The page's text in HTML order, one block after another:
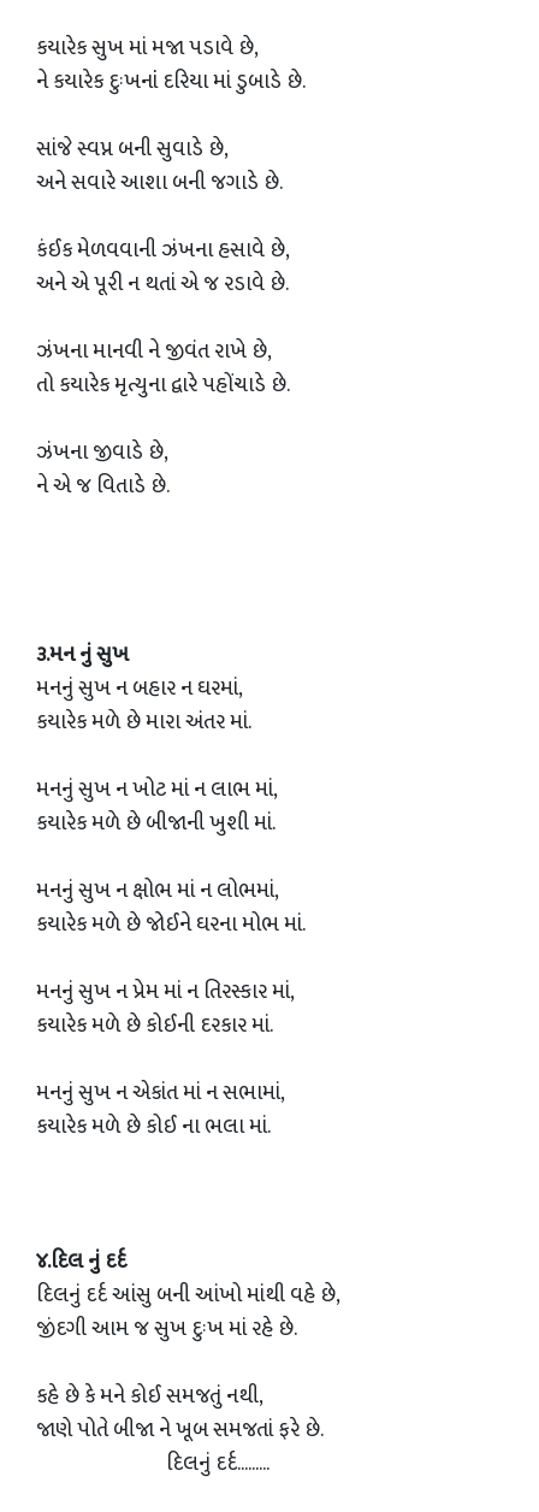
કયારેક સુખ માં મજા પડાવે છે,
ને કયારેક દુઃખનાંં દરિયા માં ડુબાડે છે.
સાંજે સ્વપ્ન બની સુવાડે છે,
અને સવારે આશા બની જગાડે છે.
કંઈક મેળવવાની ઝંખના હસાવે છે,
અને એ પૂરી ન થતાં એ જ રડાવે છે.
ઝંખના માનવી ને જીવંત રાખે છે,
તો કયારેક મૃત્યુના દ્વારે પહોંચાડે છે.
ઝંખના જીવાડે છે,
ને એ જ વિતાડે છે.
૩.મન નું સુખ
મનનું સુખ ન બહાર ન ઘરમાં,
કયારેક મળે છે મારા અંતર માં.
મનનું સુખ ન ખોટ માં ન લાભ માં,
કયારેક મળે છે બીજાની ખુશી માં.
મનનું સુખ ન ક્ષોભ માં ન લોભમાં,
કયારેક મળે છે જોઈને ઘરના મોભ માં.
મનનું સુખ ન પ્રેમ માં ન તિરસ્કાર માં,
કયારેક મળે છે કોઈની દરકાર માં.
મનનું સુખ ન એકાંત માં ન સભામાં,
કયારેક મળે છે કોઈ ના ભલા માં.
૪.દિલ નું દર્દ
દિલનું દર્દ આંસુ બની આંખો માંથી વહે છે,
જીંદગી આમ જ સુખ દુઃખ માં રહે છે.
કહે છે કે મને કોઈ સમજતું નથી,
જાણે પોતે બીજા ને ખૂબ સમજતાં ફરે છે.
દિલનું દર્દ.........